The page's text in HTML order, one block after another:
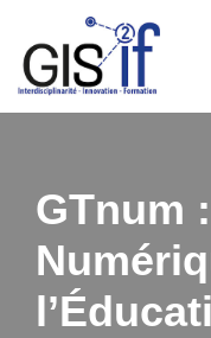
Aller
au
GTnum